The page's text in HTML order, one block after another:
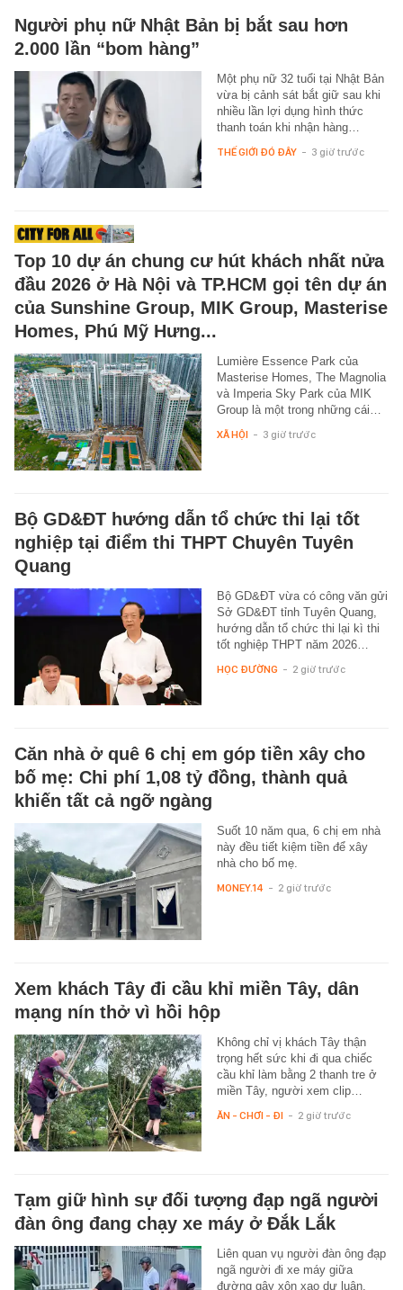
Người phụ nữ Nhật Bản bị bắt sau hơn
2.000 lần “bom hàng”
Một phụ nữ 32 tuổi tại Nhật Bản
vừa bị cảnh sát bắt giữ sau khi
nhiều lần lợi dụng hình thức
thanh toán khi nhận hàng…
THẾ GIỚI ĐÓ ĐÂY - 3 giờ trước
Top 10 dự án chung cư hút khách nhất nửa
đầu 2026 ở Hà Nội và TP.HCM gọi tên dự án
của Sunshine Group, MIK Group, Masterise
Homes, Phú Mỹ Hưng...
Lumière Essence Park của
Masterise Homes, The Magnolia
và Imperia Sky Park của MIK
Group là một trong những cái…
XÃ HỘI - 3 giờ trước
Bộ GD&ĐT hướng dẫn tổ chức thi lại tốt
nghiệp tại điểm thi THPT Chuyên Tuyên
Quang
Bộ GD&ĐT vừa có công văn gửi
Sở GD&ĐT tỉnh Tuyên Quang,
hướng dẫn tổ chức thi lại kì thi
tốt nghiệp THPT năm 2026…
HỌC ĐƯỜNG - 2 giờ trước
Căn nhà ở quê 6 chị em góp tiền xây cho
bố mẹ: Chi phí 1,08 tỷ đồng, thành quả
khiến tất cả ngỡ ngàng
Suốt 10 năm qua, 6 chị em nhà
này đều tiết kiệm tiền để xây
nhà cho bố mẹ.
MONEY.14 - 2 giờ trước
Xem khách Tây đi cầu khỉ miền Tây, dân
mạng nín thở vì hồi hộp
Không chỉ vị khách Tây thận
trọng hết sức khi đi qua chiếc
cầu khỉ làm bằng 2 thanh tre ở
miền Tây, người xem clip…
ĂN - CHƠI - ĐI - 2 giờ trước
Tạm giữ hình sự đối tượng đạp ngã người
đàn ông đang chạy xe máy ở Đắk Lắk
Liên quan vụ người đàn ông đạp
ngã người đi xe máy giữa
đường gây xôn xao dư luận,